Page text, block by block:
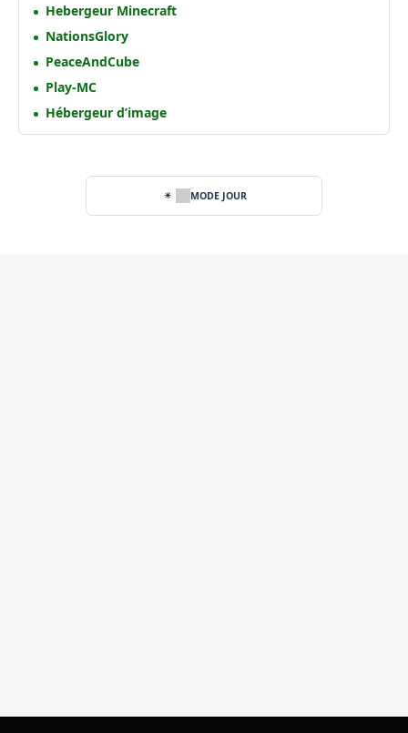
Hebergeur Minecraft
NationsGlory
PeaceAndCube
Play-MC
Hébergeur d’image
MODE JOUR